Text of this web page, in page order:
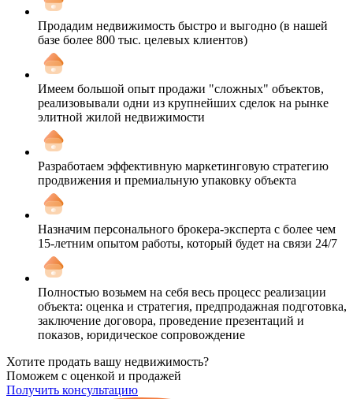
Продадим недвижимость быстро и выгодно (в нашей
базе более 800 тыс. целевых клиентов)
Имеем большой опыт продажи "сложных" объектов,
реализовывали одни из крупнейших сделок на рынке
элитной жилой недвижимости
Разработаем эффективную маркетинговую стратегию
продвижения и премиальную упаковку объекта
Назначим персонального брокера-эксперта с более чем
15-летним опытом работы, который будет на связи 24/7
Полностью возьмем на себя весь процесс реализации
объекта: оценка и стратегия, предпродажная подготовка,
заключение договора, проведение презентаций и
показов, юридическое сопровождение
Хотите продать вашу недвижимость?
Поможем с оценкой и продажей
Получить консультацию